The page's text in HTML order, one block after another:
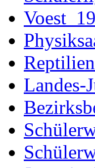
Voest_19
Landes-